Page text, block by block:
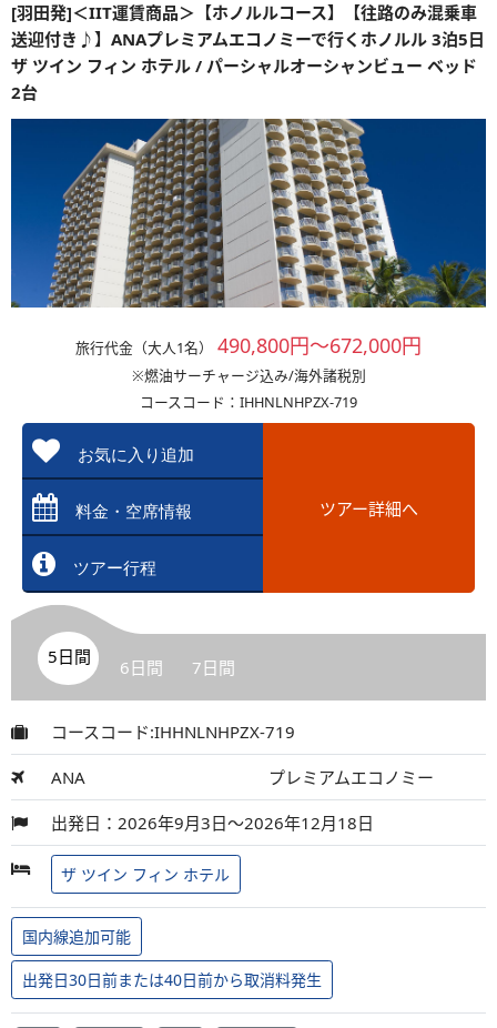
[羽田発]＜IIT運賃商品＞【ホノルルコース】【往路のみ混乗車
送迎付き♪】ANAプレミアムエコノミーで行くホノルル 3泊5日
ザ ツイン フィン ホテル / パーシャルオーシャンビュー ベッド
2台
旅行代金（大人1名） 490,800円～672,000円
※燃油サーチャージ込み/海外諸税別
コースコード：IHHNLNHPZX-719
お気に入り追加
料金・空席情報
ツアー行程
ツアー詳細へ
5日間 6日間 7日間
コースコード:IHHNLNHPZX-719
ANA プレミアムエコノミー
出発日：2026年9月3日～2026年12月18日
ザ ツイン フィン ホテル
国内線追加可能
出発日30日前または40日前から取消料発生